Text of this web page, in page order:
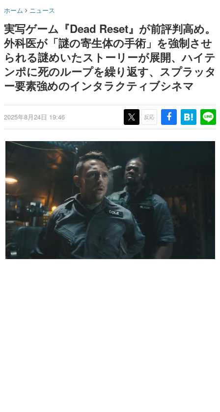
名作ゲームクリエイターの方々に製作時のエピソードをお
きます。
赫本
この物語を解いてはいけない。『赫本』は、〈試験問題〉
の形をした短編ホラー小説集です。
新世代に訊く
これからのデジタルゲーム市場を担う若きクリエイター達
ゲーム世代の作家たち
ゲームに多大な影響を受けた作家さんに取材し、ゲームが
画です。
日本モバイルゲーム産業史
日本のモバイルゲーム史における主要なトピック・タイト
ルを網羅するほか、開発者へのインタビューや識者による
解説を掲載。約20年の歴史が一望できる決定版！
若ゲのいたり〜ゲームクリエイターの青春〜
『うつヌケ』『ペンと箸』等で知られるマンガ家・田中圭
一先生によるゲーム業界レポートマンガです。
なんでゲームは面白い？
ゲーム開発者・hamatsu氏がゲームの魅力を画面や操作の
具体的な形から解き明かしていく、硬派で骨太な評論連載
対応しSNSで話題に。『キング
ダム・カム』開発元やチェコの
プロ野球選手から称賛の声
ム、型式番号などを配置
ホーム ニュース
実写ゲーム『Dead Reset』が前評判高め。
外科医が「謎の寄生体の手術」を強制させ
られる謎めいたストーリーが展開、ハイテ
ンポに死のループを繰り返す、スプラッタ
ー要素強めのインタラクティブシネマ
2025年8月24日 19:46 反応